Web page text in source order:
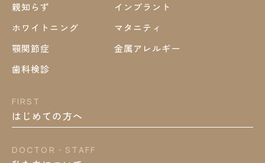
親知らず
インプラント
ホワイトニング
マタニティ
顎関節症
金属アレルギー
歯科検診
FIRST
はじめての方へ
DOCTOR・STAFF